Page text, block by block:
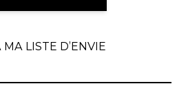
LISTE D’ENVIE